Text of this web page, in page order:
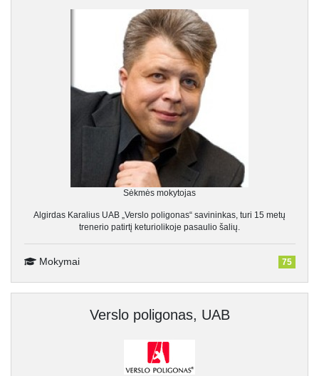
Sėkmės mokytojas
Algirdas Karalius UAB „Verslo poligonas“ savininkas, turi 15 metų
trenerio patirtį keturiolikoje pasaulio šalių.
Mokymai 75
Verslo poligonas, UAB